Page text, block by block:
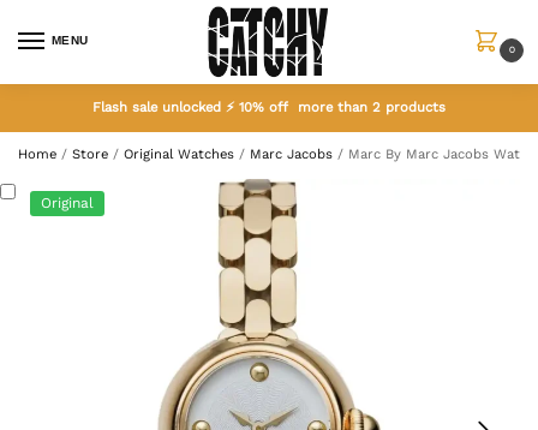
MENU
0
Flash sale unlocked ⚡ 10% off more than 2 products
Home / Store / Original Watches / Marc Jacobs / Marc By Marc Jacobs
Original